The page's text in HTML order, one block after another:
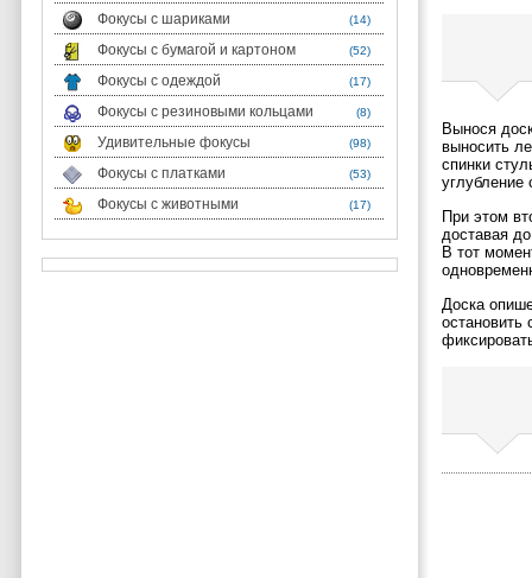
Фокусы с шариками (14)
Фокусы с бумагой и картоном (52)
Фокусы с одеждой (17)
Фокусы с резиновыми кольцами (8)
Удивительные фокусы (98)
Фокусы с платками (53)
Фокусы с животными (17)
Вынося
выносить
спинки
углубление
При этом
доставая
В тот
Доска
остановить